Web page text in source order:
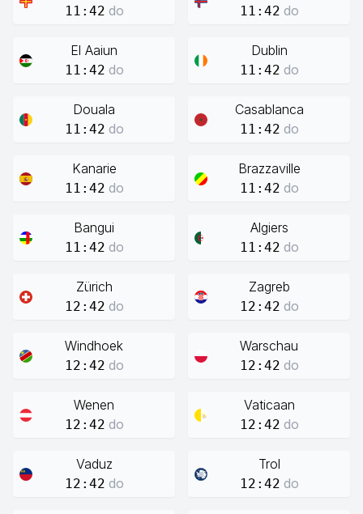
11:42 do 11:42 do
El Aaiun
11:42 do
Dublin
11:42 do
Douala
11:42 do
Casablanca
11:42 do
Kanarie
11:42 do
Brazzaville
11:42 do
Bangui
11:42 do
Algiers
11:42 do
Zürich
12:42 do
Zagreb
12:42 do
Windhoek
12:42 do
Warschau
12:42 do
Wenen
12:42 do
Vaticaan
12:42 do
Vaduz
12:42 do
Trol
12:42 do